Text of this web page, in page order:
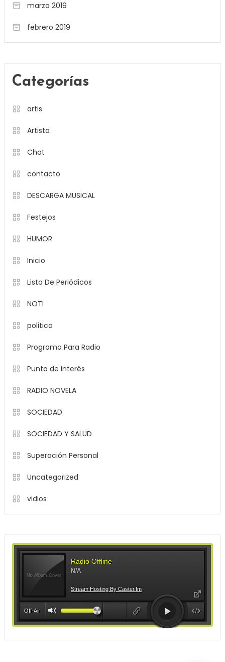
marzo 2019
febrero 2019
Categorías
artis
Artista
Chat
contacto
DESCARGA MUSICAL
Festejos
HUMOR
Inicio
Lista De Periódicos
NOTI
politica
Programa Para Radio
Punto de Interés
RADIO NOVELA
SOCIEDAD
SOCIEDAD Y SALUD
Superación Personal
Uncategorized
vidios